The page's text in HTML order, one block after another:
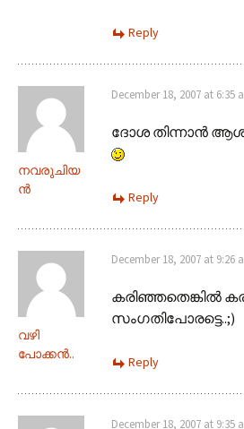
Reply
നവരുചിയ
ന്‍
December 18, 2007 at 6:35
ദോശ തിന്നാന്‍
Reply
വഴി
പോക്കന്‍..
December 18, 2007 at 9:26
കരിഞ്ഞതെങ്കില്‍
സംഗതിപോരട്ടെ..;)
Reply
December 18, 2007 at 9:35